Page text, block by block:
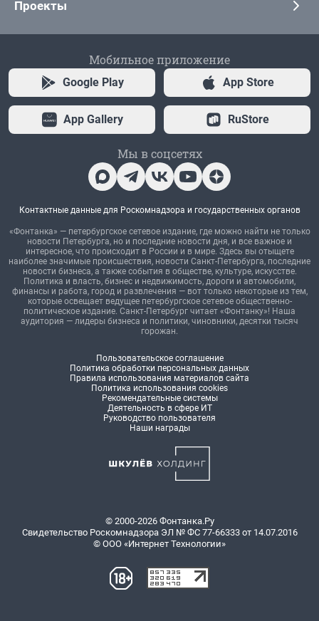
Проекты
Мобильное приложение
Google Play App Store
App Gallery RuStore
Мы в соцсетях
Контактные данные для Роскомнадзора и государственных органов
«Фонтанка» — петербургское сетевое издание, где можно найти не только
новости Петербурга, но и последние новости дня, и все важное и
интересное, что происходит в России и в мире. Здесь вы отыщете
наиболее значимые происшествия, новости Санкт-Петербурга, последние
новости бизнеса, а также события в обществе, культуре, искусстве.
Политика и власть, бизнес и недвижимость, дороги и автомобили,
финансы и работа, город и развлечения — вот только некоторые из тем,
которые освещает ведущее петербургское сетевое общественно-
политическое издание. Санкт-Петербург читает «Фонтанку»! Наша
аудитория — лидеры бизнеса и политики, чиновники, десятки тысяч
горожан.
Пользовательское соглашение
Политика обработки персональных данных
Правила использования материалов сайта
Политика использования cookies
Рекомендательные системы
Деятельность в сфере ИТ
Руководство пользователя
Наши награды
© 2000-2026 Фонтанка.Ру
Свидетельство Роскомнадзора ЭЛ № ФС 77-66333 от 14.07.2016
© ООО «Интернет Технологии»